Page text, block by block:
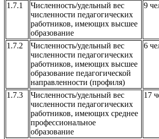
1.7.1
Численность/удельный вес
численности педагогических
работников, имеющих высшее
образование
9
1.7.2
Численность/удельный вес
численности педагогических
работников, имеющих высшее
образование педагогической
направленности (профиля)
6
1.7.3
Численность/удельный вес
численности педагогических
работников, имеющих среднее
профессиональное
образование
17